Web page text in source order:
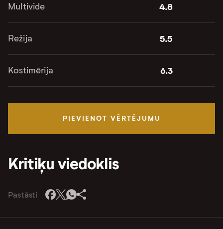
Multivide 4.8
Režija 5.5
Kostimērija 6.3
PIEVIENOT VĒRTĒJUMU
Kritiķu viedoklis
Pastāsti